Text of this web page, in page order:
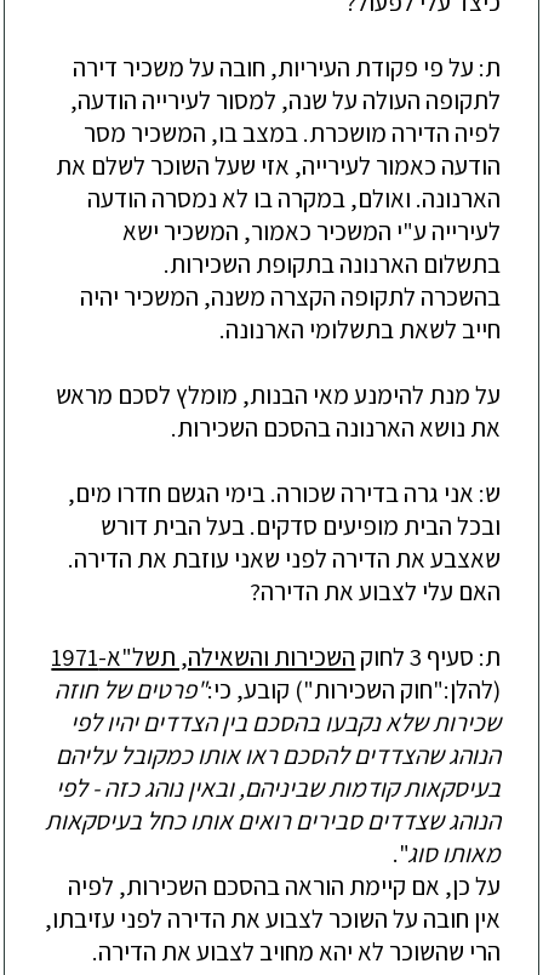
ת: על פי פקודת העיריות, חובה על משכיר דירה
לתקופה העולה על שנה, למסור לעירייה הודעה,
לפיה הדירה מושכרת. במצב בו, המשכיר מסר
הודעה כאמור לעירייה, אזי שעל השוכר לשלם את
הארנונה. ואולם, במקרה בו לא נמסרה הודעה
לעירייה ע"י המשכיר כאמור, המשכיר ישא
בתשלום הארנונה בתקופת השכירות.
בהשכרה לתקופה הקצרה משנה, המשכיר יהיה
חייב לשאת בתשלומי הארנונה.
על מנת להימנע מאי הבנות, מומלץ לסכם מראש
את נושא הארנונה בהסכם השכירות.
ש: אני גרה בדירה שכורה. בימי הגשם חדרו מים,
ובכל הבית מופיעים סדקים. בעל הבית דורש
שאצבע את הדירה לפני שאני עוזבת את הדירה.
האם עלי לצבוע את הדירה?
ת: סעיף 3 לחוק השכירות והשאילה, תשל"א-1971
(להלן:"חוק השכירות") קובע, כי:"פרטים של חוזה
שכירות שלא נקבעו בהסכם בין הצדדים יהיו לפי
הנוהג שהצדדים להסכם ראו אותו כמקובל עליהם
בעיסקאות קודמות שביניהם, ובאין נוהג כזה - לפי
הנוהג שצדדים סבירים רואים אותו כחל בעיסקאות
מאותו סוג"
.
על כן, אם קיימת הוראה בהסכם השכירות, לפיה
אין חובה על השוכר לצבוע את הדירה לפני עזיבתו,
הרי שהשוכר לא יהא מחויב לצבוע את הדירה.